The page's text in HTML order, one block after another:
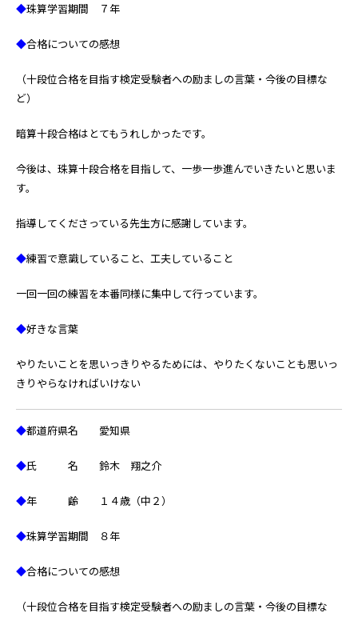
◆珠算学習期間 ７年
◆合格についての感想
（十段位合格を目指す検定受験者への励ましの言葉・今後の目標な
ど）
暗算十段合格はとてもうれしかったです。
今後は、珠算十段合格を目指して、一歩一歩進んでいきたいと思いま
す。
指導してくださっている先生方に感謝しています。
◆練習で意識していること、工夫していること
一回一回の練習を本番同様に集中して行っています。
◆好きな言葉
やりたいことを思いっきりやるためには、やりたくないことも思いっ
きりやらなければいけない
◆都道府県名 愛知県
◆氏 名 鈴木 翔之介
◆年 齢 １４歳（中２）
◆珠算学習期間 ８年
◆合格についての感想
（十段位合格を目指す検定受験者への励ましの言葉・今後の目標な